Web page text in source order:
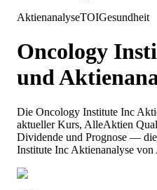
AktienanalyseTOIGesundheit
Oncology
und
Die Oncology Institute Inc
aktueller Kurs, AlleAktien
Dividende und Prognose —
Institute Inc Aktienanalyse